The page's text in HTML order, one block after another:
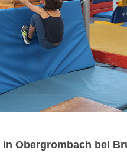
in Obergrombach bei